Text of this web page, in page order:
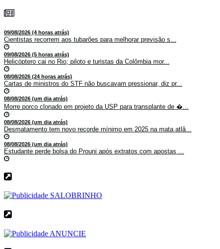
09/08/2026 (4 horas atrás)
Cientistas recorrem aos tubarões para melhorar previsão s...
09/08/2026 (5 horas atrás)
Helicóptero cai no Rio; piloto e turistas da Colômbia mor...
08/08/2026 (24 horas atrás)
Cartas de ministros do STF não buscavam pressionar, diz pr...
08/08/2026 (um dia atrás)
Morre porco clonado em projeto da USP para transplante de �...
08/08/2026 (um dia atrás)
Desmatamento tem novo recorde mínimo em 2025 na mata atlâ...
08/08/2026 (um dia atrás)
Estudante perde bolsa do Prouni após extratos com apostas ...